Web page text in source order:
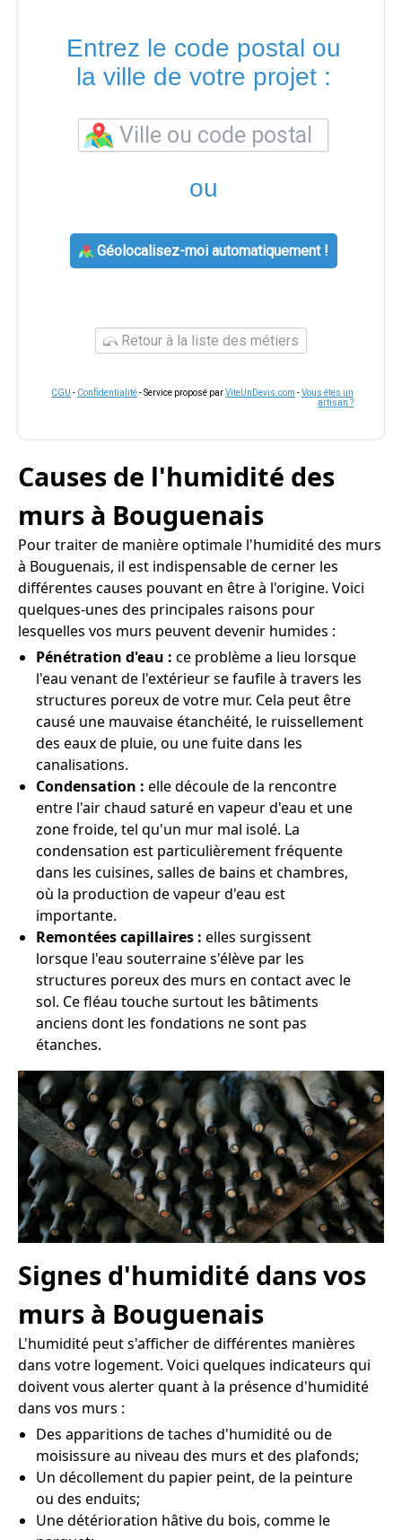
Entrez le code postal ou
la ville de votre projet :
ou
Géolocalisez-moi automatiquement !
Retour à la liste des métiers
CGU - Confidentialité- Service proposé parViteUnDevis.com -Vous êtes un
artisan ?
Causes de l'humidité des
murs à Bouguenais
Pour traiter de manière optimale l'humidité des murs
à Bouguenais, il est indispensable de cerner les
différentes causes pouvant en être à l'origine. Voici
quelques-unes des principales raisons pour
lesquelles vos murs peuvent devenir humides :
Pénétration d'eau : ce problème a lieu lorsque
l'eau venant de l'extérieur se faufile à travers les
structures poreux de votre mur. Cela peut être
causé une mauvaise étanchéité, le ruissellement
des eaux de pluie, ou une fuite dans les
canalisations.
Condensation : elle découle de la rencontre
entre l'air chaud saturé en vapeur d'eau et une
zone froide, tel qu'un mur mal isolé. La
condensation est particulièrement fréquente
dans les cuisines, salles de bains et chambres,
où la production de vapeur d'eau est
importante.
Remontées capillaires : elles surgissent
lorsque l'eau souterraine s'élève par les
structures poreux des murs en contact avec le
sol. Ce fléau touche surtout les bâtiments
anciens dont les fondations ne sont pas
étanches.
Signes d'humidité dans vos
murs à Bouguenais
L'humidité peut s'afficher de différentes manières
dans votre logement. Voici quelques indicateurs qui
doivent vous alerter quant à la présence d'humidité
dans vos murs :
Des apparitions de taches d'humidité ou de
moisissure au niveau des murs et des plafonds;
Un décollement du papier peint, de la peinture
ou des enduits;
Une détérioration hâtive du bois, comme le